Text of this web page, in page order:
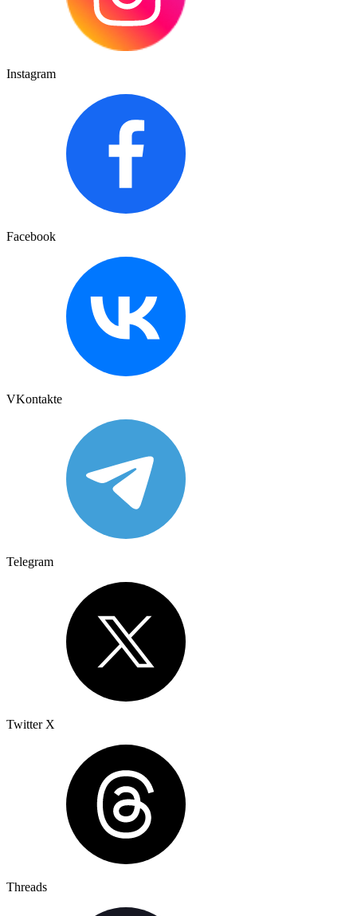
Instagram
Facebook
VKontakte
Telegram
Twitter X
Threads